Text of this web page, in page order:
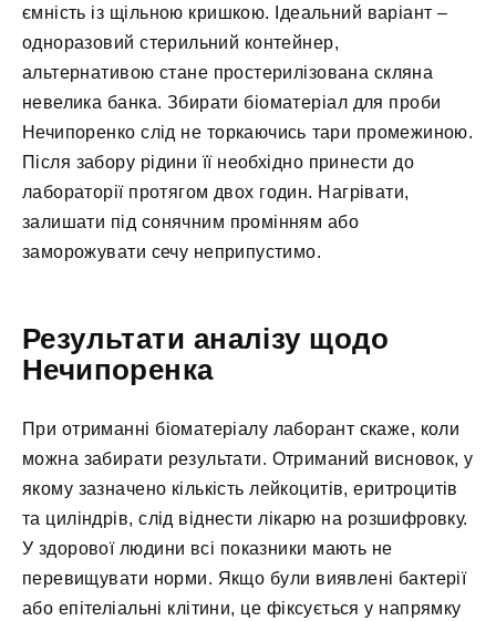
ємність із щільною кришкою. Ідеальний варіант –
одноразовий стерильний контейнер,
альтернативою стане простерилізована скляна
невелика банка. Збирати біоматеріал для проби
Нечипоренко слід не торкаючись тари промежиною.
Після забору рідини її необхідно принести до
лабораторії протягом двох годин. Нагрівати,
залишати під сонячним промінням або
заморожувати сечу неприпустимо.
Результати аналізу щодо
Нечипоренка
При отриманні біоматеріалу лаборант скаже, коли
можна забирати результати. Отриманий висновок, у
якому зазначено кількість лейкоцитів, еритроцитів
та циліндрів, слід віднести лікарю на розшифровку.
У здорової людини всі показники мають не
перевищувати норми. Якщо були виявлені бактерії
або епітеліальні клітини, це фіксується у напрямку